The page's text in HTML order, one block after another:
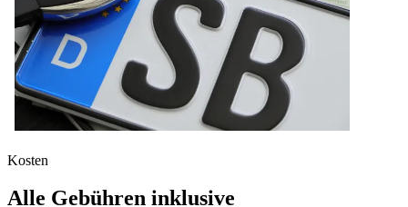
Kosten
Alle Gebühren inklusive